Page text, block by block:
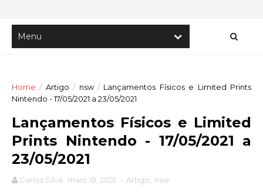
Home / Artigo / nsw / Lançamentos Físicos e Limited Prints
Nintendo - 17/05/2021 a 23/05/2021
Lançamentos Físicos e Limited
Prints Nintendo - 17/05/2021 a
23/05/2021
Carlos Silva maio 18, 2021 - Artigo nsw